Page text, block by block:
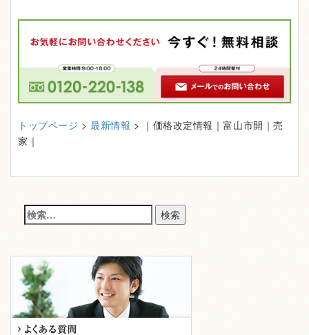
トップページ >最新情報 > ｜価格改定情報｜富山市開｜売
家｜